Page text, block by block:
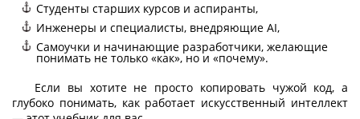
Студенты старших курсов и аспиранты,
Инженеры и специалисты, внедряющие AI,
Самоучки и начинающие разработчики, желающие
понимать не только «как», но и «почему».
Если вы хотите не просто копировать чужой код, а
глубоко понимать, как работает искусственный интеллект